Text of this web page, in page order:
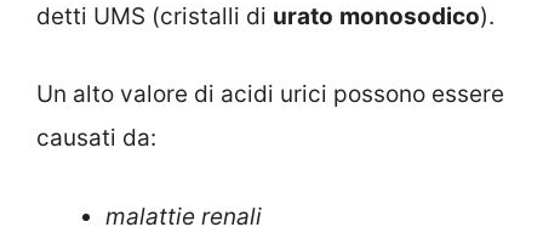
detti UMS (cristalli di urato monosodico).
Un alto valore di acidi urici possono essere
causati da:
malattie renali